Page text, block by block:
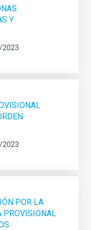
Y
2023
POR LA
PROVISIONAL